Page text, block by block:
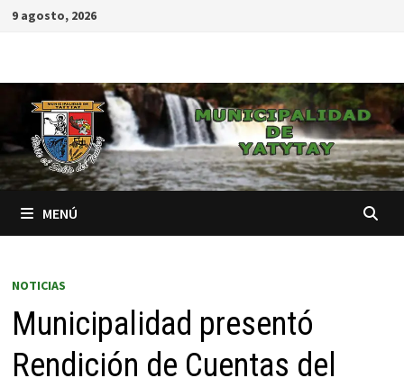
9 agosto, 2026
MENÚ
NOTICIAS
Municipalidad presentó
Rendición de Cuentas del